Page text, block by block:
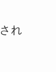
れ